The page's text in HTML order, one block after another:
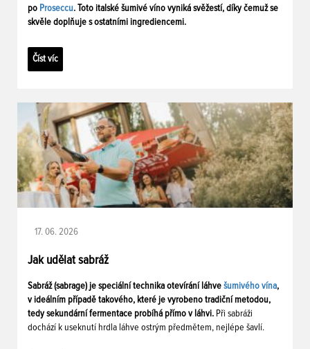
po Proseccu. Toto italské šumivé víno vyniká svěžestí, díky čemuž se
skvěle doplňuje s ostatními ingrediencemi.
Číst víc
17. 06. 2026
Jak udělat sabráž
Sabráž (sabrage) je speciální technika otevírání láhve šumivého vína,
v ideálním případě takového, které je vyrobeno tradiční metodou,
tedy sekundární fermentace probíhá přímo v láhvi. Při sabráži
dochází k useknutí hrdla láhve ostrým předmětem, nejlépe šavlí.